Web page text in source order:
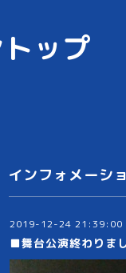
ップ
インフォメーシ
2019-12-24 21:39:00
■舞台公演終わりま